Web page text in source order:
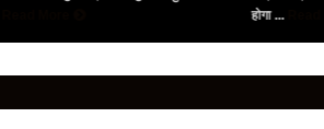
होगा ...